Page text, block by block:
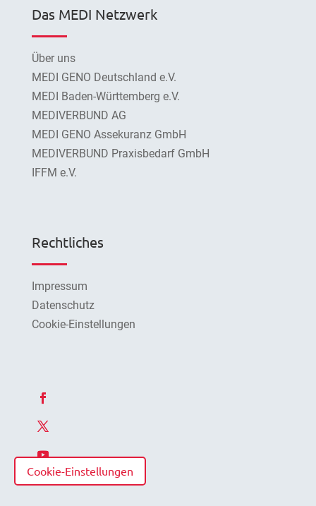
Cookie-Einstellungen
Das MEDI Netzwerk
Über uns
MEDI GENO Deutschland e.V.
MEDI Baden-Württemberg e.V.
MEDIVERBUND AG
MEDI GENO Assekuranz GmbH
MEDIVERBUND Praxisbedarf GmbH
IFFM e.V.
Rechtliches
Impressum
Datenschutz
Cookie-Einstellungen